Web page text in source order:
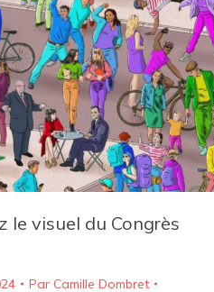
le visuel du Congrès
Par Camille Dombret